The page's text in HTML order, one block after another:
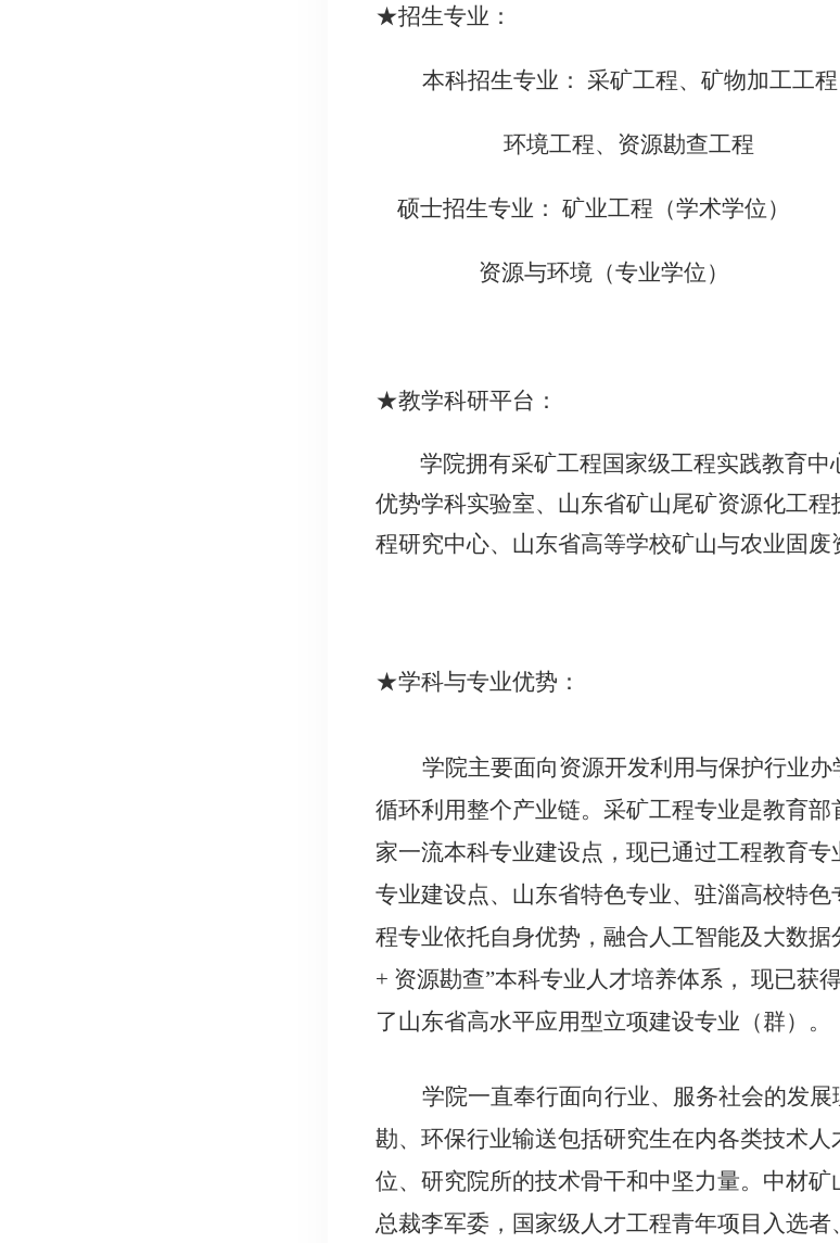
★招生专业：
本科招生专业： 采矿工程、矿物加工工程
环境工程、资源勘查工程
硕士招生专业： 矿业工程（学术学位）
资源与环境（专业学位）
★教学科研平台：
学院拥有采矿工程国家级工程实践教育
优势学科实验室、山东省矿山尾矿资源化工
程研究中心、山东省高等学校矿山与农业固废
★学科与专业优势：
学院主要面向资源开发利用与保护行业
循环利用整个产业链。采矿工程专业是教育部
家一流本科专业建设点，现已通过工程教育
专业建设点、山东省特色专业、驻淄高校特
程专业依托自身优势，融合人工智能及大数
+ 资源勘查”本科专业人才培养体系， 现已获
了山东省高水平应用型立项建设专业（群）。
学院一直奉行面向行业、服务社会的发
勘、环保行业输送包括研究生在内各类技术人
位、研究院所的技术骨干和中坚力量。中材
总裁李军委，国家级人才工程青年项目入选